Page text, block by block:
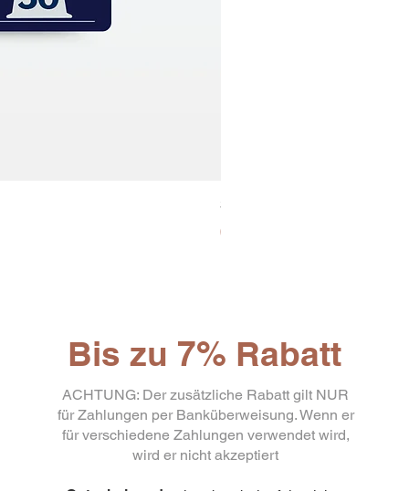
30x8 Caps. Alluminio
Preis
65,19 €
Bis zu 7% Rabatt
ACHTUNG: Der zusätzliche Rabatt gilt NUR
für Zahlungen per Banküberweisung. Wenn er
für verschiedene Zahlungen verwendet wird,
wird er nicht akzeptiert